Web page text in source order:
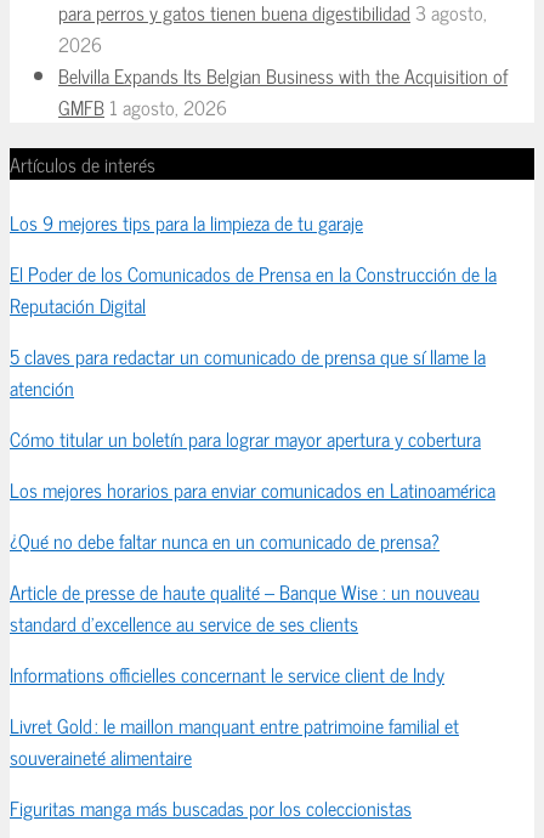
para perros y gatos tienen buena digestibilidad 3 agosto,
2026
Belvilla Expands Its Belgian Business with the Acquisition of
GMFB1 agosto, 2026
Artículos de interés
Los 9 mejores tips para la limpieza de tu garaje
El Poder de los Comunicados de Prensa en la Construcción de la
Reputación Digital
5 claves para redactar un comunicado de prensa que sí llame la
atención
Cómo titular un boletín para lograr mayor apertura y cobertura
Los mejores horarios para enviar comunicados en Latinoamérica
¿Qué no debe faltar nunca en un comunicado de prensa?
Article de presse de haute qualité – Banque Wise : un nouveau
standard d’excellence au service de ses clients
Informations officielles concernant le service client de Indy
Livret Gold : le maillon manquant entre patrimoine familial et
souveraineté alimentaire
Figuritas manga más buscadas por los coleccionistas